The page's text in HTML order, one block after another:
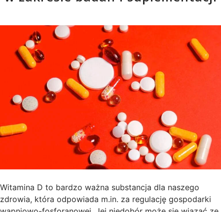
Witamina D to bardzo ważna substancja dla naszego
zdrowia, która odpowiada m.in. za regulację gospodarki